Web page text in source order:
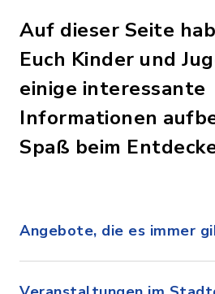
Auf dieser Seite
Euch Kinder und
einige interessante
Informationen
Spaß beim
Angebote, die es immer